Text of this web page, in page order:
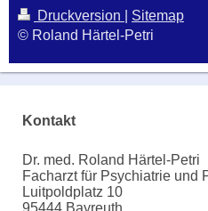
Druckversion
Sitemap
© Roland Härtel-Petri
Kontakt
Dr. med. Roland Härtel-Petri
Facharzt für Psychiatrie und
Luitpoldplatz 10